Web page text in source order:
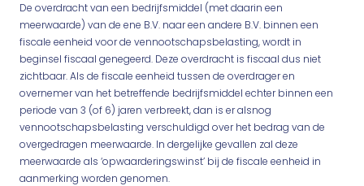
De overdracht van een bedrijfsmiddel (met daarin een
meerwaarde) van de ene B.V. naar een andere B.V. binnen een
fiscale eenheid voor de vennootschapsbelasting, wordt in
beginsel fiscaal genegeerd. Deze overdracht is fiscaal dus niet
zichtbaar. Als de fiscale eenheid tussen de overdrager en
overnemer van het betreffende bedrijfsmiddel echter binnen een
periode van 3 (of 6) jaren verbreekt, dan is er alsnog
vennootschapsbelasting verschuldigd over het bedrag van de
overgedragen meerwaarde. In dergelijke gevallen zal deze
meerwaarde als ‘opwaarderingswinst’ bij de fiscale eenheid in
aanmerking worden genomen.